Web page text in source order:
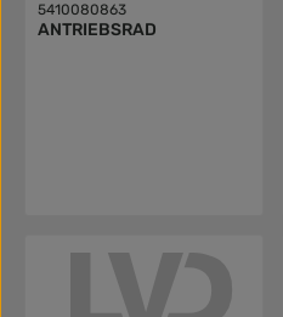
5410080863
ANTRIEBSRAD